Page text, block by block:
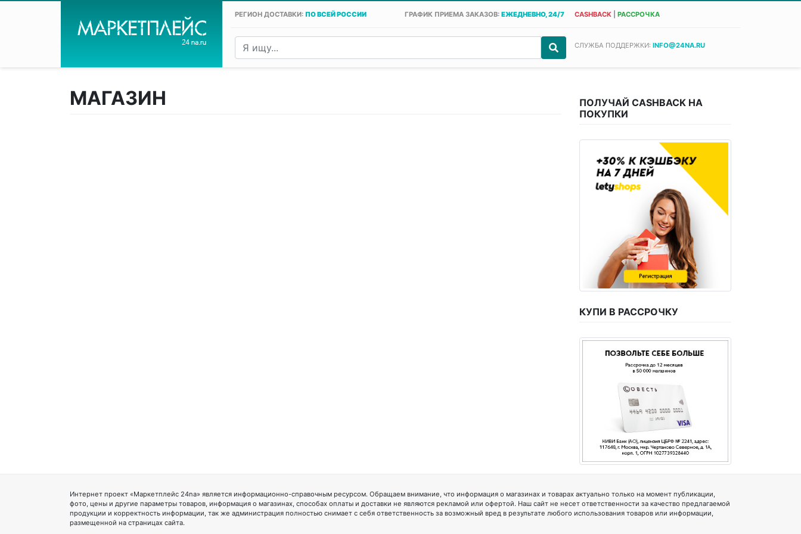
РЕГИОН ДОСТАВКИ: ПО ВСЕЙ РОССИИ ГРАФИК ПРИЕМА ЗАКАЗОВ: ЕЖЕДНЕВНО, 24/7 CASHBACK| РАССРОЧКА
СЛУЖБА ПОДДЕРЖКИ: INFO@24NA.RU
МАГАЗИН
ПОЛУЧАЙ CASHBACK НА
ПОКУПКИ
КУПИ В РАССРОЧКУ
Интернет проект «Маркетплейс 24na» является информационно-справочным ресурсом. Обращаем внимание, что информация о магазинах и товарах актуально только на момент публикации,
фото, цены и другие параметры товаров, информация о магазинах, способах оплаты и доставки не являются рекламой или офертой. Наш сайт не несет ответственности за качество предлагаемой
продукции и корректность информации, так же администрация полностью снимает с себя ответственность за возможный вред в результате любого использования товаров или информации,
размещенной на страницах сайта.